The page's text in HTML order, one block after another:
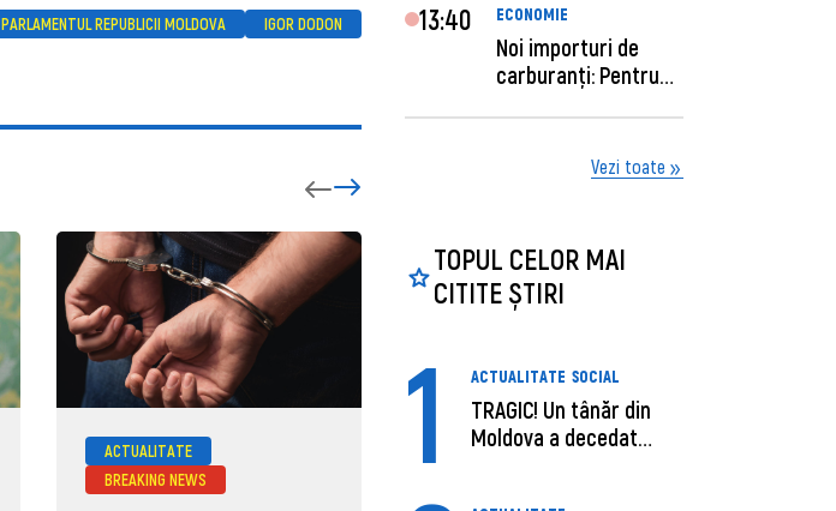
PARLAMENTUL REPUBLICII MOLDOVA IGOR DODON
ACTUALITATE
BREAKING NEWS
ECONOMIE
Moldova, de aproape opt ori
13:40 ECONOMIE
Noi importuri de
carburanți: Pentru
Vezi toate
TOPUL CELOR MAI
CITITE ȘTIRI
1 ACTUALITATE SOCIAL
TRAGIC! Un tânăr din
Moldova a decedat